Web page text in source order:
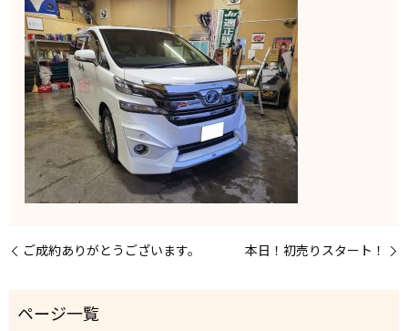
ご成約ありがとうございます。 本日！初売りスタート！